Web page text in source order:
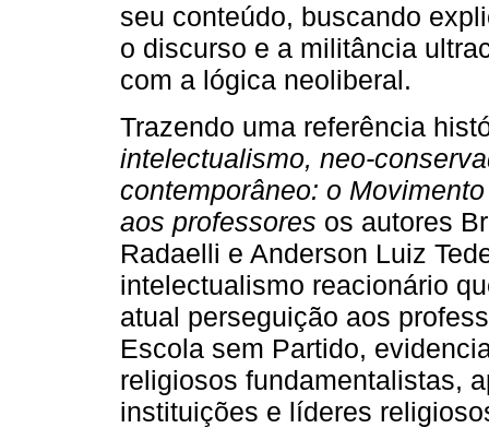
seu conteúdo, buscando
o discurso e a militância
com a lógica neoliberal.
Trazendo uma referência
intelectualismo, neo-
contemporâneo: o
aos professores os autores
Radaelli e Anderson Luiz
intelectualismo reacionário
atual perseguição aos
Escola sem Partido,
religiosos fundamentalistas,
instituições e líderes